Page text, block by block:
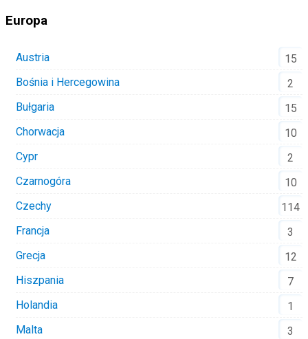
Europa
Austria
15
Bośnia i Hercegowina
2
Bułgaria
15
Chorwacja
10
Cypr
2
Czarnogóra
10
Czechy
114
Francja
3
Grecja
12
Hiszpania
7
Holandia
1
Malta
3